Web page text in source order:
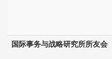
国际事务与战略研究所所友会